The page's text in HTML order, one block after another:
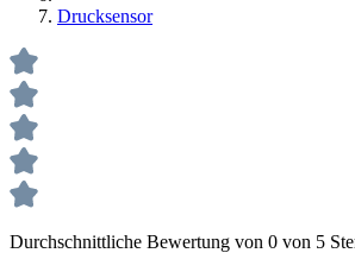
Drucksensor
Durchschnittliche Bewertung von 0 von 5